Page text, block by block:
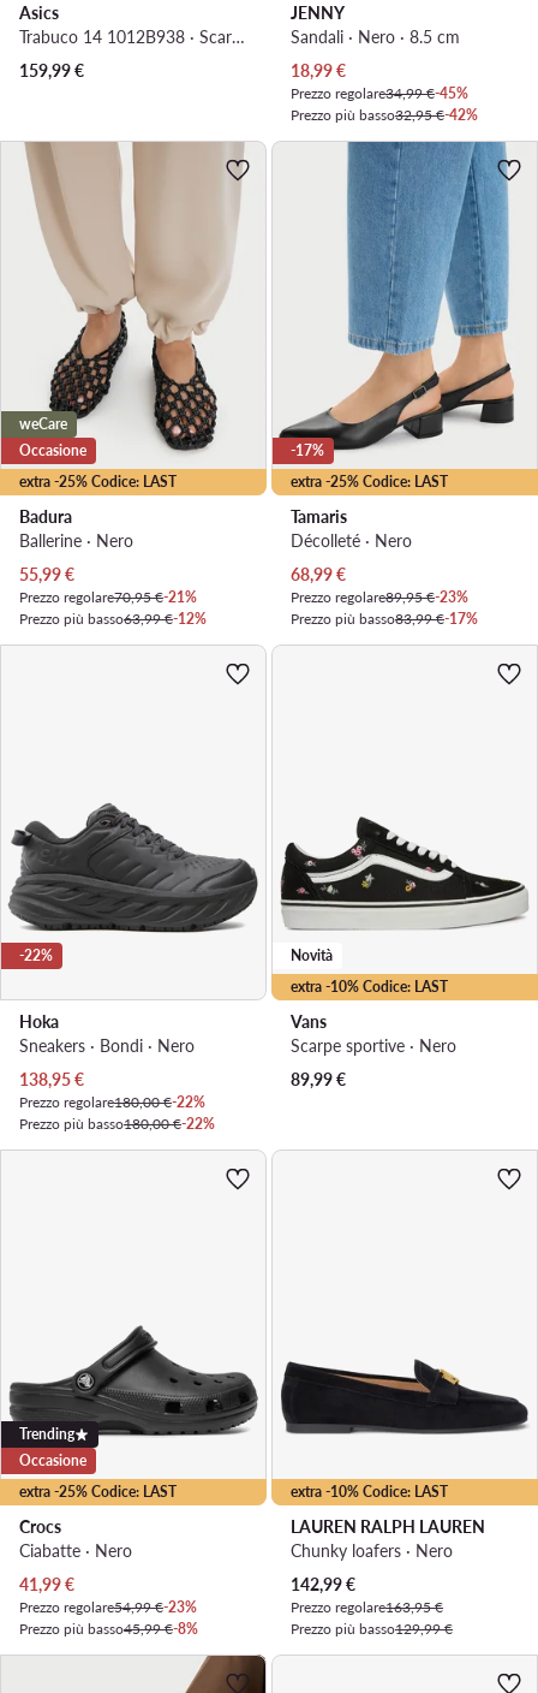
Asics
Trabuco 14 1012B938 · Scarpe running
159,99€
JENNY
Sandali · Nero · 8.5 cm
Prezzo attuale
18,99€
Prezzo regolare34,99 €-45%
Prezzo più basso32,95 €-42%
extra -25% Codice: LAST
weCare
Occasione
Badura
Ballerine · Nero
Prezzo attuale
55,99€
Prezzo regolare70,95 €-21%
Prezzo più basso63,99 €-12%
extra -25% Codice: LAST
-17%
Tamaris
Décolleté · Nero
Prezzo attuale
68,99€
Prezzo regolare89,95 €-23%
Prezzo più basso83,99 €-17%
-22%
Hoka
Sneakers · Bondi · Nero
Prezzo attuale
138,95€
Prezzo regolare180,00 €-22%
Prezzo più basso180,00 €-22%
extra -10% Codice: LAST
Novità
Vans
Scarpe sportive · Nero
89,99€
extra -25% Codice: LAST
Trending
Occasione
Crocs
Ciabatte · Nero
Prezzo attuale
41,99€
Prezzo regolare54,99 €-23%
Prezzo più basso45,99 €-8%
extra -10% Codice: LAST
LAUREN RALPH LAUREN
Chunky loafers · Nero
Prezzo attuale
142,99€
Prezzo regolare163,95 €
Prezzo più basso129,99 €